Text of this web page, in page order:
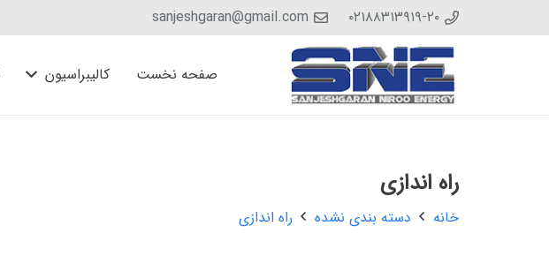
۰۲۱۸۸۳۱۳۹۱۹-۲۰ sanjeshgaran@gmail.com
صفحه نخست کالیبراسیون
راه اندازی
خانه دسته بندی نشده راه اندازی